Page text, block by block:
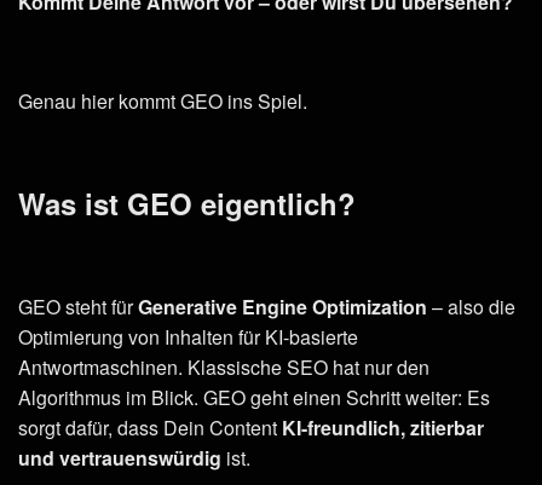
Genau hier kommt GEO ins Spiel.
Was ist GEO eigentlich?
GEO steht fürGenerative Engine Optimization – also die
Optimierung von Inhalten für KI-basierte
Antwortmaschinen. Klassische SEO hat nur den
Algorithmus im Blick. GEO geht einen Schritt weiter: Es
sorgt dafür, dass Dein Content KI-freundlich, zitierbar
und vertrauenswürdig ist.